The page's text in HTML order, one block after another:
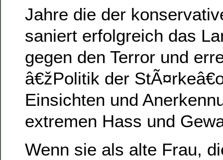
Jahre die der
saniert erfolgreich das
gegen den Terror und
â€žPolitik der
Einsichten und
extremen Hass und
Wenn sie als alte Frau,